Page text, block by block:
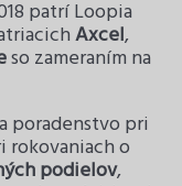
patrí Loopia
Axcel,
so zameraním na
poradenstvo pri
rokovaniach o
podielov,